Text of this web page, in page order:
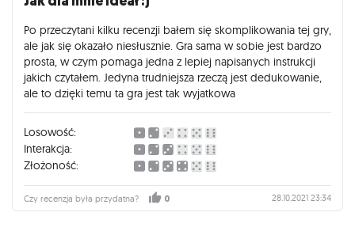
Po przeczytani kilku recenzji bałem się skomplikowania tej gry,
ale jak się okazało niesłusznie. Gra sama w sobie jest bardzo
prosta, w czym pomaga jedna z lepiej napisanych instrukcji
jakich czytałem. Jedyna trudniejsza rzeczą jest dedukowanie,
ale to dzięki temu ta gra jest tak wyjatkowa
Losowość:
Interakcja:
Złożoność:
Czy recenzja była przydatna? 0 28.10.2021 23:34